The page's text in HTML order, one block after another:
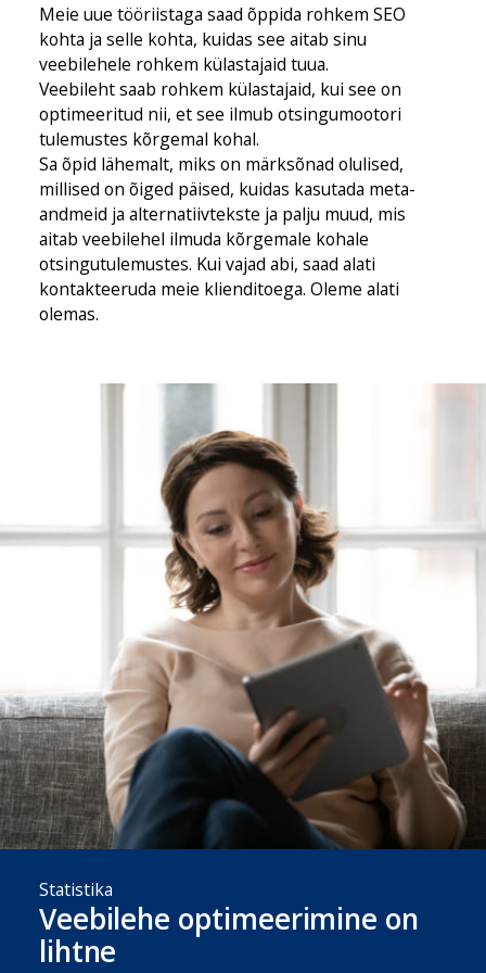
Meie uue tööriistaga saad õppida rohkem SEO
kohta ja selle kohta, kuidas see aitab sinu
veebilehele rohkem külastajaid tuua.
Veebileht saab rohkem külastajaid, kui see on
optimeeritud nii, et see ilmub otsingumootori
tulemustes kõrgemal kohal.
Sa õpid lähemalt, miks on märksõnad olulised,
millised on õiged päised, kuidas kasutada meta-
andmeid ja alternatiivtekste ja palju muud, mis
aitab veebilehel ilmuda kõrgemale kohale
otsingutulemustes. Kui vajad abi, saad alati
kontakteeruda meie klienditoega. Oleme alati
olemas.
Statistika
Veebilehe optimeerimine on
lihtne